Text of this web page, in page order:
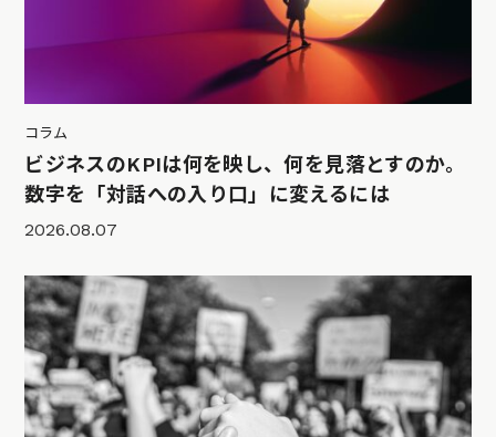
コラム
ビジネスのKPIは何を映し、何を見落とすのか。
数字を「対話への入り口」に変えるには
2026.08.07